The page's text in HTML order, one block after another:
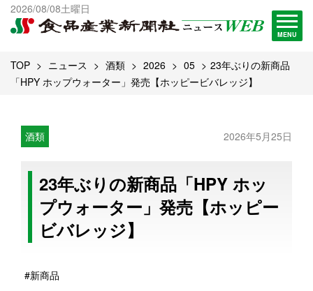
2026/08/08土曜日
MENU
出版物一覧へ
試読・購読申し込み
TOP ニュース 酒類 2026 05
23年ぶりの新商品
「HPY ホップウォーター」発売【ホッピービバレッジ】
酒類 2026年5月25日
23年ぶりの新商品「HPY ホッ
プウォーター」発売【ホッピー
ビバレッジ】
#新商品